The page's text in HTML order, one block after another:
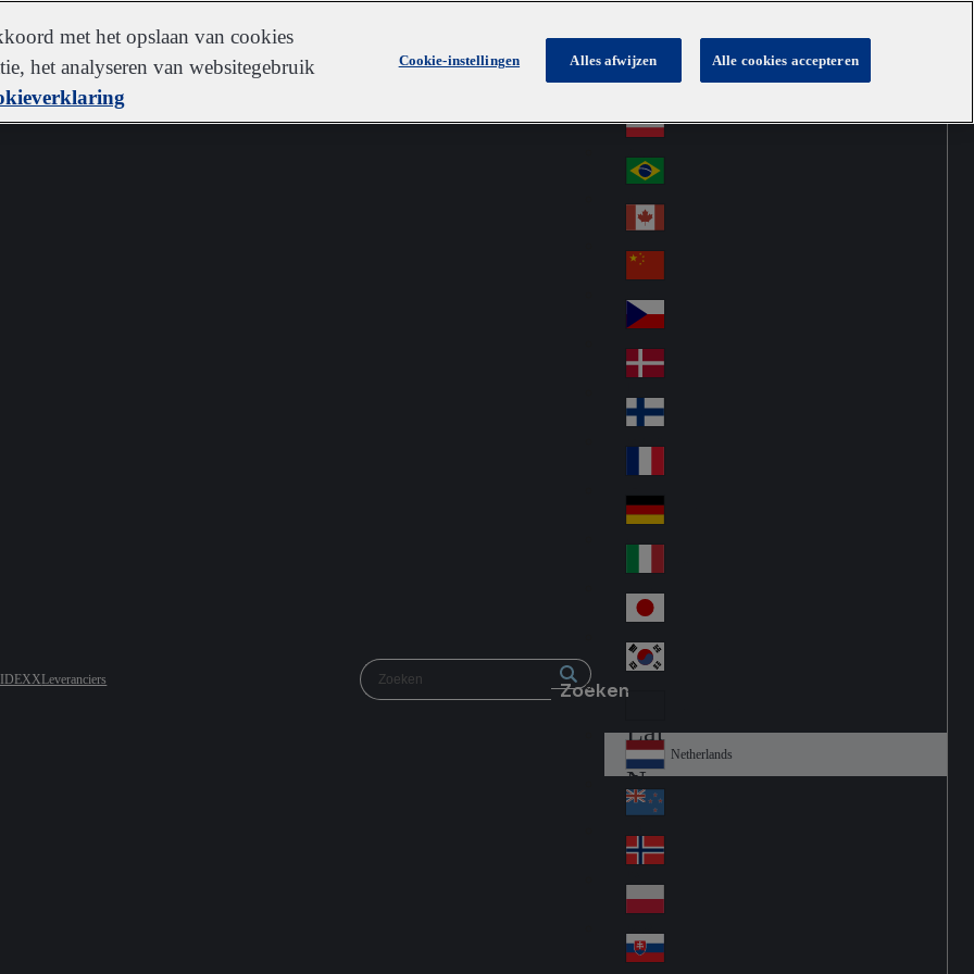
IDEXXLeveranciers Zoeken
str
ali
a
Au
stri
a
Österreich
Br
azi
l
Ca
na
da
Ch
ina
Cz
ec
h
De
nm
ark
Fin
d
Fra
nc
e
Ge
an
y
Ital
y
Jap
an
Ko
Lat
in
A
me
ric
a
Ne
the
rla
nd
s
Netherlands
Ne
w
Ze
ala
nd
No
rw
ay
Pol
an
met het opslaan van cookies
het analyseren van websitegebruik
Cookie-instellingen Alles afwijzen Alle cookies accepteren